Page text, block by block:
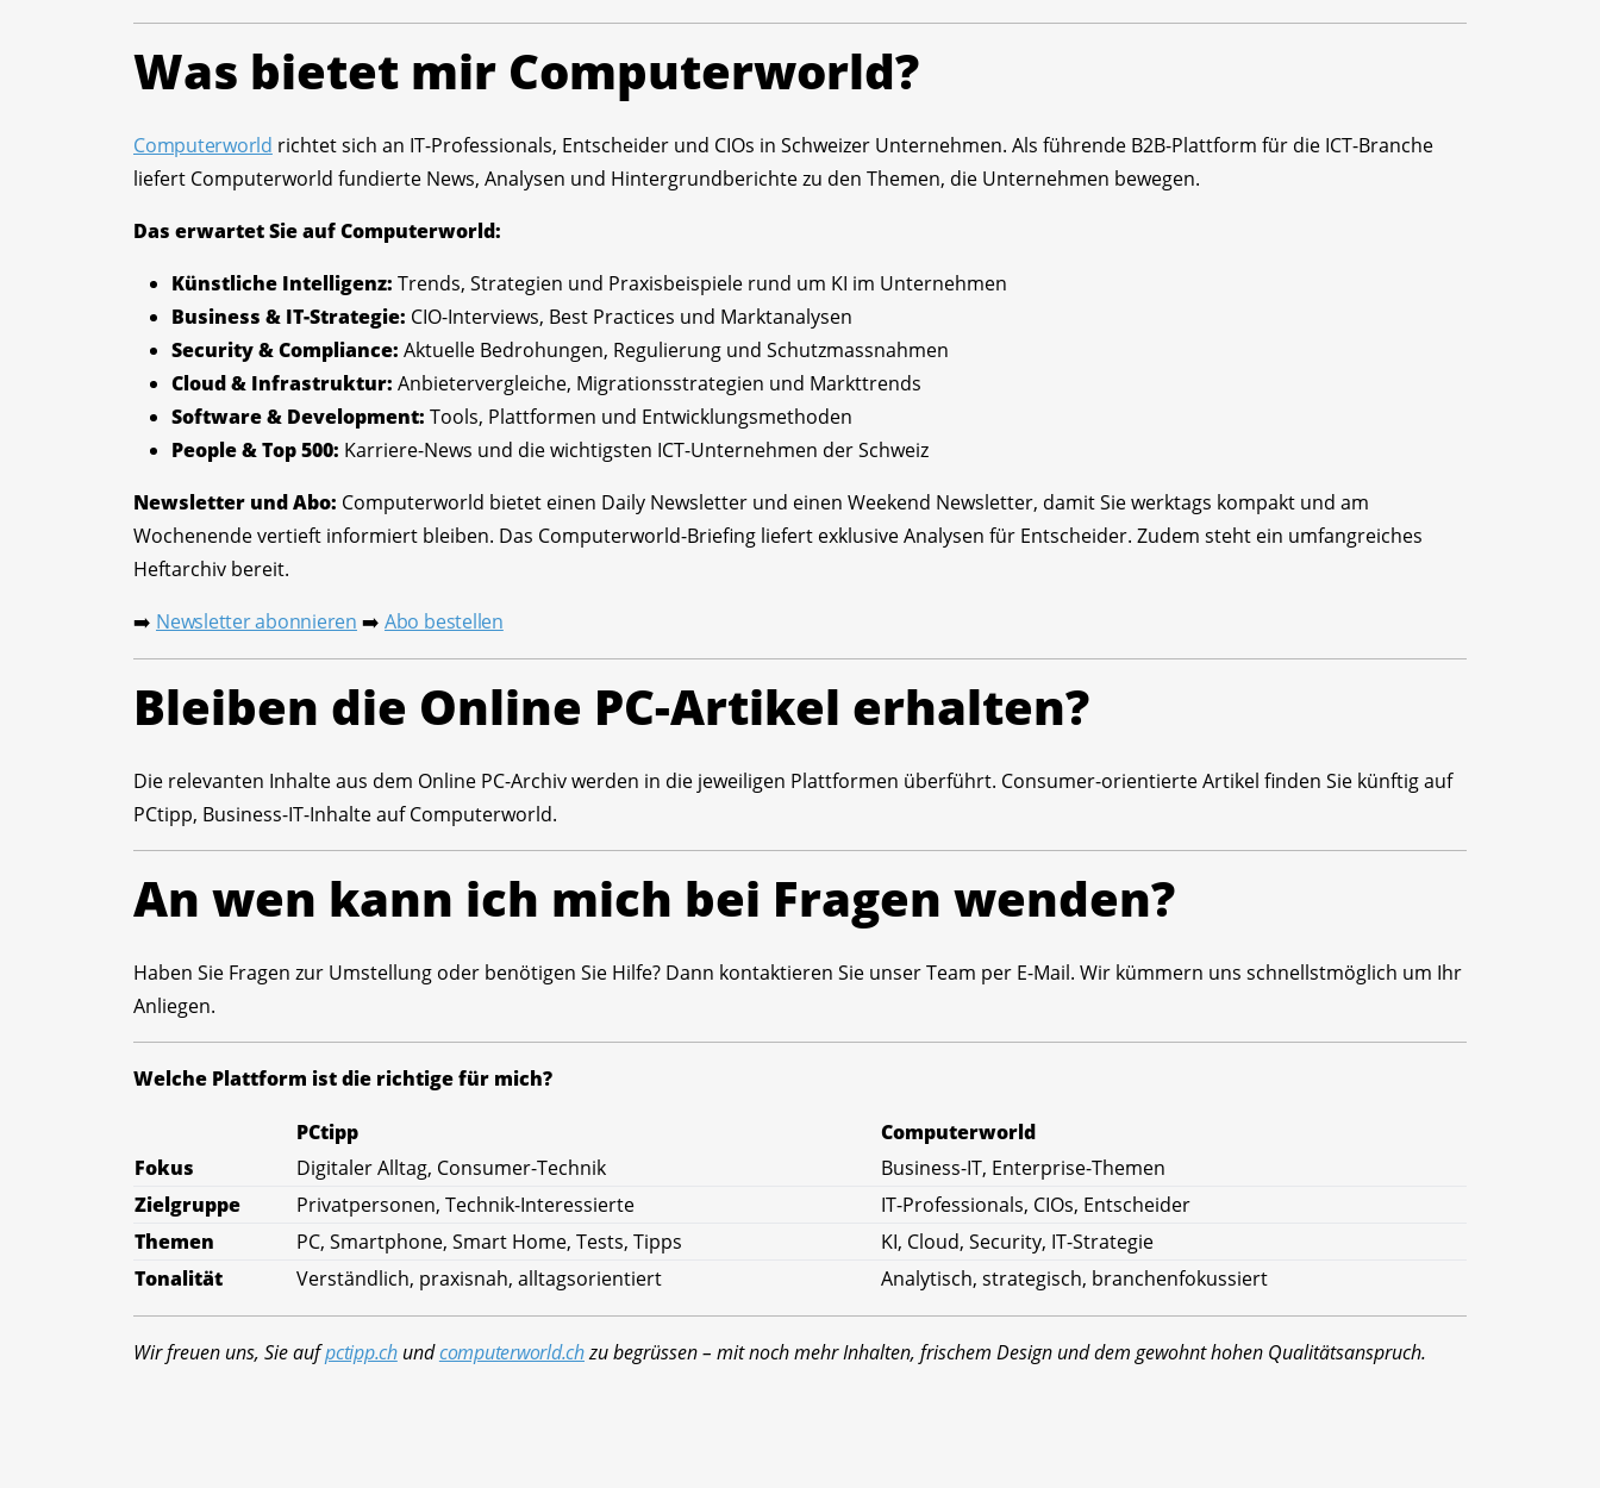
Was bietet mir Computerworld?
Computerworld richtet sich an IT-Professionals, Entscheider und CIOs in Schweizer Unternehmen. Als führende B2B-Plattform für die ICT-Branche
liefert Computerworld fundierte News, Analysen und Hintergrundberichte zu den Themen, die Unternehmen bewegen.
Das erwartet Sie auf Computerworld:
Künstliche Intelligenz: Trends, Strategien und Praxisbeispiele rund um KI im Unternehmen
Business & IT-Strategie: CIO-Interviews, Best Practices und Marktanalysen
Security & Compliance: Aktuelle Bedrohungen, Regulierung und Schutzmassnahmen
Cloud & Infrastruktur: Anbietervergleiche, Migrationsstrategien und Markttrends
Software & Development: Tools, Plattformen und Entwicklungsmethoden
People & Top 500: Karriere-News und die wichtigsten ICT-Unternehmen der Schweiz
Newsletter und Abo: Computerworld bietet einen Daily Newsletter und einen Weekend Newsletter, damit Sie werktags kompakt und am
Wochenende vertieft informiert bleiben. Das Computerworld-Briefing liefert exklusive Analysen für Entscheider. Zudem steht ein umfangreiches
Heftarchiv bereit.
➡️ Newsletter abonnieren ➡️ Abo bestellen
Bleiben die Online PC-Artikel erhalten?
Die relevanten Inhalte aus dem Online PC-Archiv werden in die jeweiligen Plattformen überführt. Consumer-orientierte Artikel finden Sie künftig auf
PCtipp, Business-IT-Inhalte auf Computerworld.
An wen kann ich mich bei Fragen wenden?
Haben Sie Fragen zur Umstellung oder benötigen Sie Hilfe? Dann kontaktieren Sie unser Team per E-Mail. Wir kümmern uns schnellstmöglich um Ihr
Anliegen.
Welche Plattform ist die richtige für mich?
PCtipp
Computerworld
Fokus
Digitaler Alltag, Consumer-Technik
Business-IT, Enterprise-Themen
Zielgruppe
Privatpersonen, Technik-Interessierte
IT-Professionals, CIOs, Entscheider
Themen
PC, Smartphone, Smart Home, Tests, Tipps
KI, Cloud, Security, IT-Strategie
Tonalität
Verständlich, praxisnah, alltagsorientiert Analytisch, strategisch, branchenfokussiert
Wir freuen uns, Sie aufpctipp.chundcomputerworld.chzu begrüssen – mit noch mehr Inhalten, frischem Design und dem gewohnt hohen Qualitätsanspruch.